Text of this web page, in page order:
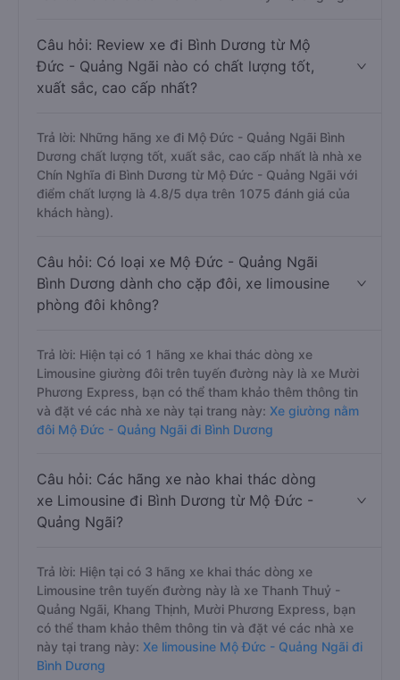
Câu hỏi: Review xe đi Bình Dương từ Mộ
Đức - Quảng Ngãi nào có chất lượng tốt,
xuất sắc, cao cấp nhất?
Trả lời: Những hãng xe đi Mộ Đức - Quảng Ngãi Bình
Dương chất lượng tốt, xuất sắc, cao cấp nhất là nhà xe
Chín Nghĩa đi Bình Dương từ Mộ Đức - Quảng Ngãi với
điểm chất lượng là 4.8/5 dựa trên 1075 đánh giá của
khách hàng).
Câu hỏi: Có loại xe Mộ Đức - Quảng Ngãi
Bình Dương dành cho cặp đôi, xe limousine
phòng đôi không?
Trả lời: Hiện tại có 1 hãng xe khai thác dòng xe
Limousine giường đôi trên tuyến đường này là xe Mười
Phương Express, bạn có thể tham khảo thêm thông tin
và đặt vé các nhà xe này tại trang này: Xe giường nằm
đôi Mộ Đức - Quảng Ngãi đi Bình Dương
Câu hỏi: Các hãng xe nào khai thác dòng
xe Limousine đi Bình Dương từ Mộ Đức -
Quảng Ngãi?
Trả lời: Hiện tại có 3 hãng xe khai thác dòng xe
Limousine trên tuyến đường này là xe Thanh Thuỷ -
Quảng Ngãi, Khang Thịnh, Mười Phương Express, bạn
có thể tham khảo thêm thông tin và đặt vé các nhà xe
này tại trang này: Xe limousine Mộ Đức - Quảng Ngãi đi
Bình Dương